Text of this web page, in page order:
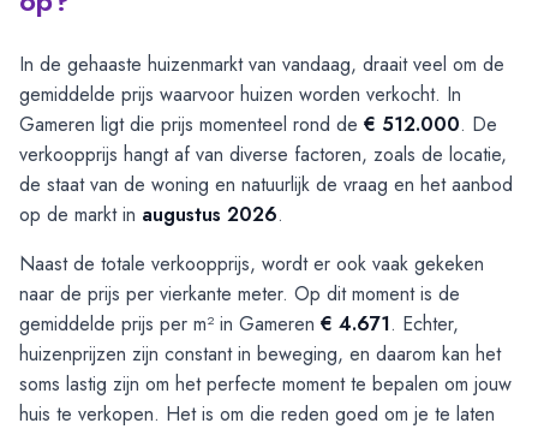
In de gehaaste huizenmarkt van vandaag, draait veel om de
gemiddelde prijs waarvoor huizen worden verkocht. In
Gameren ligt die prijs momenteel rond de € 512.000. De
verkoopprijs hangt af van diverse factoren, zoals de locatie,
de staat van de woning en natuurlijk de vraag en het aanbod
op de markt in augustus 2026.
Naast de totale verkoopprijs, wordt er ook vaak gekeken
naar de prijs per vierkante meter. Op dit moment is de
gemiddelde prijs per m² in Gameren € 4.671. Echter,
huizenprijzen zijn constant in beweging, en daarom kan het
soms lastig zijn om het perfecte moment te bepalen om jouw
huis te verkopen. Het is om die reden goed om je te laten